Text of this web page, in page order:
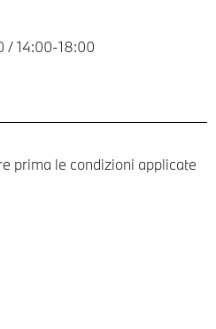
/ 14:00-18:00
prima le condizioni applicate